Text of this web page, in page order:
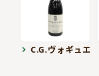
C.G.ヴォギュエ